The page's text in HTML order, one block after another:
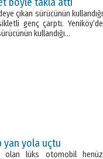
çıkan sürücünün kullandığı
genç çarptı. Yeniköy’de
kullandığı…
yan yola uçtu
olan lüks otomobil henüz